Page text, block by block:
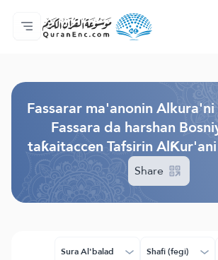
Gida
Jerin ginshikan taken
Audio
Ayyukan masu bunkasawa -
Dangane da wannan aikin
Ka tuntube mu
Harshe
Fassarar ma'anonin
Fassara da harshan
taƙaitaccen Tafsirin
Share
Sura Al'balad Shafi (fegi)